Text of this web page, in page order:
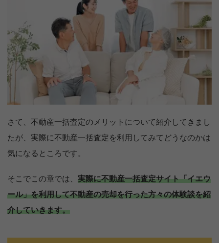
さて、不動産一括査定のメリットについて紹介してきまし
たが、実際に不動産一括査定を利用してみてどうなのかは
気になるところです。
そこでこの章では、 実際に不動産一括査定サイト「イエウ
ール」を利用して不動産の売却を行った方々の体験談を紹
介していきます。